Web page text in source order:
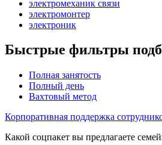
электромеханик связи
электромонтер
электроник
Быстрые фильтры
Полная занятость
Полный день
Вахтовый метод
Корпоративная поддержка
Какой соцпакет вы предлагаете